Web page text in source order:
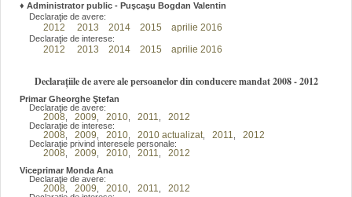
♦ Administrator public - Puşcaşu Bogdan Valentin
Declaraţie de avere:
2012 2013 2014 2015 aprilie 2016
Declaraţie de interese:
2012 2013 2014 2015 aprilie 2016
Declarațiile de avere ale persoanelor din conducere mandat 2008 - 2012
Primar Gheorghe Ştefan
Declaraţie de avere:
2008, 2009, 2010, 2011, 2012
Declaraţie de interese:
2008, 2009, 2010, 2010 actualizat, 2011, 2012
Declaraţie privind interesele personale:
2008, 2009, 2010, 2011, 2012
Viceprimar Monda Ana
Declaraţie de avere:
2008, 2009, 2010, 2011, 2012